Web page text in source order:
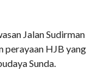
Jalan Sudirman
perayaan HJB yang
Sunda.